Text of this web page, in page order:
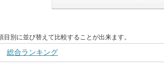
別に並び替えて比較することが出来ます。
総合ランキング